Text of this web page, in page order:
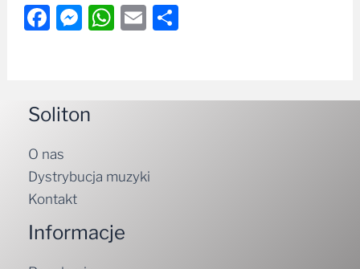
Facebook
Messenger
WhatsApp
Email
Soliton
O nas
Dystrybucja muzyki
Kontakt
Informacje